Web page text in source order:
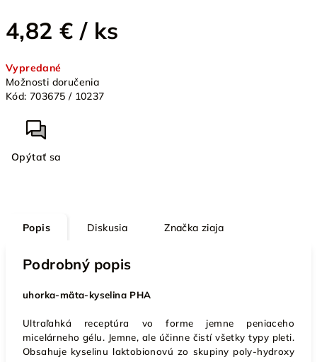
4,82 € / ks
cena:
Vypredané
Možnosti doručenia
Kód: 703675 / 10237
Opýtať sa
Popis Diskusia Značka ziaja
Podrobný popis
uhorka-mäta-kyselina PHA
Ultraľahká receptúra vo forme jemne peniaceho
micelárneho gélu. Jemne, ale účinne čistí všetky typy pleti.
Obsahuje kyselinu laktobionovú zo skupiny poly-hydroxy